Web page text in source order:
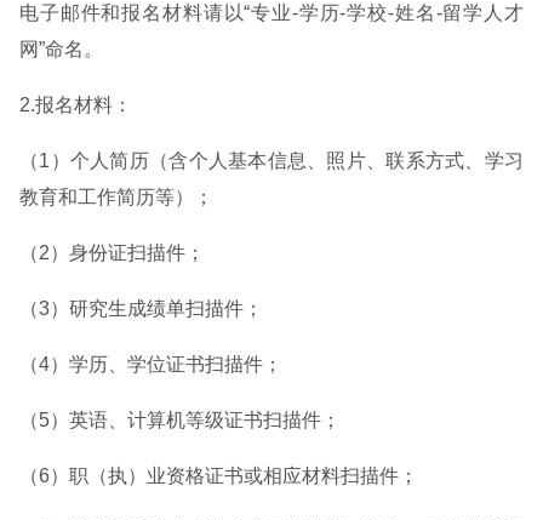
电子邮件和报名材料请以“专业-学历-学校-姓名-留学人才
网”命名。
2.报名材料：
（1）个人简历（含个人基本信息、照片、联系方式、学习
教育和工作简历等）；
（2）身份证扫描件；
（3）研究生成绩单扫描件；
（4）学历、学位证书扫描件；
（5）英语、计算机等级证书扫描件；
（6）职（执）业资格证书或相应材料扫描件；